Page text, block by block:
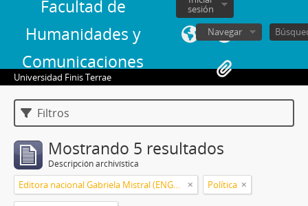
Facultad de
Humanidades y
Comunicaciones
sesión
Navegar
Universidad Finis Terrae
Filtros
Mostrando 5 resultados
Descripción archivística
Editora nacional Gabriela Mistral (ENGM) (1973-1976) Política